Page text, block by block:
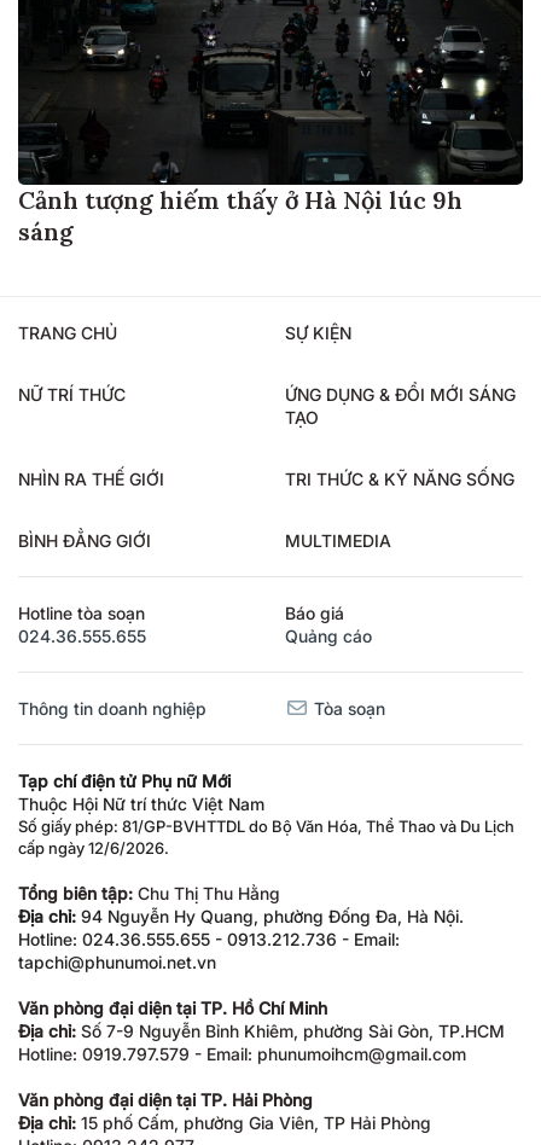
Cảnh tượng hiếm thấy ở Hà Nội lúc 9h
sáng
TRANG CHỦ SỰ KIỆN
NỮ TRÍ THỨC
ỨNG DỤNG & ĐỔI MỚI SÁNG
TẠO
NHÌN RA THẾ GIỚI TRI THỨC & KỸ NĂNG SỐNG
BÌNH ĐẲNG GIỚI MULTIMEDIA
Hotline tòa soạn
024.36.555.655
Báo giá
Quảng cáo
Thông tin doanh nghiệp Tòa soạn
Tạp chí điện tử Phụ nữ Mới
Thuộc Hội Nữ trí thức Việt Nam
Số giấy phép: 81/GP-BVHTTDL do Bộ Văn Hóa, Thể Thao và Du Lịch
cấp ngày 12/6/2026.
Tổng biên tập: Chu Thị Thu Hằng
Địa chỉ: 94 Nguyễn Hy Quang, phường Đống Đa, Hà Nội.
Hotline: 024.36.555.655 - 0913.212.736 - Email:
tapchi@phunumoi.net.vn
Văn phòng đại diện tại TP. Hồ Chí Minh
Địa chỉ: Số 7-9 Nguyễn Bỉnh Khiêm, phường Sài Gòn, TP.HCM
Hotline: 0919.797.579 - Email: phunumoihcm@gmail.com
Văn phòng đại diện tại TP. Hải Phòng
Địa chỉ: 15 phố Cấm, phường Gia Viên, TP Hải Phòng